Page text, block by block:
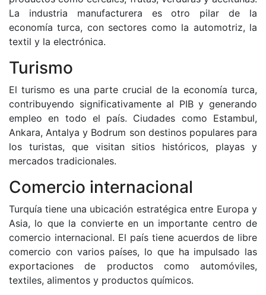
La industria manufacturera es otro pilar de la
economía turca, con sectores como la automotriz, la
textil y la electrónica.
Turismo
El turismo es una parte crucial de la economía turca,
contribuyendo significativamente al PIB y generando
empleo en todo el país. Ciudades como Estambul,
Ankara, Antalya y Bodrum son destinos populares para
los turistas, que visitan sitios históricos, playas y
mercados tradicionales.
Comercio internacional
Turquía tiene una ubicación estratégica entre Europa y
Asia, lo que la convierte en un importante centro de
comercio internacional. El país tiene acuerdos de libre
comercio con varios países, lo que ha impulsado las
exportaciones de productos como automóviles,
textiles, alimentos y productos químicos.